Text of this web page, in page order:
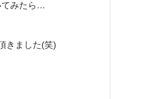
てみたら…
きました(笑)